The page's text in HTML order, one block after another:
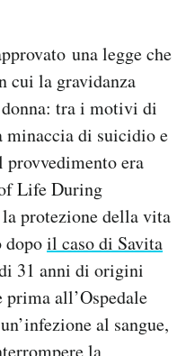
una legge che
cui la gravidanza
tra i motivi di
minaccia di suicidio e
era
Life During
protezione della vita
dopoil caso di Savita
31 anni di origini
all’Ospedale
al sangue,